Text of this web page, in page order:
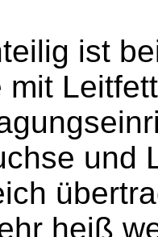
ist
mit
und
heiß